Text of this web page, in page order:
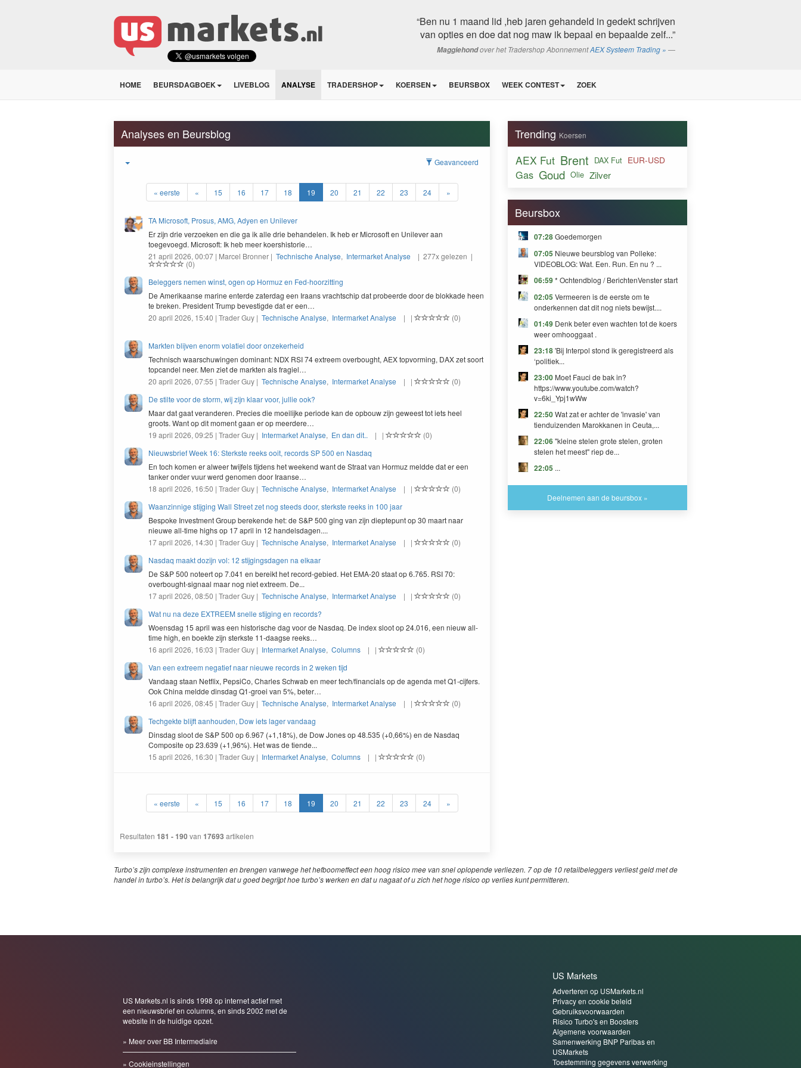
“Ben nu 1 maand lid ,heb jaren gehandeld in gedekt schrijven
van opties en doe dat nog maw ik bepaal en bepaalde zelf...”
Maggiehondover het Tradershop AbonnementAEX Systeem Trading »
HOME BEURSDAGBOEK LIVEBLOG ANALYSE TRADERSHOP KOERSEN BEURSBOX WEEK CONTEST ZOEK
Analyses en Beursblog
Geavanceerd
« eerste « 15 16 17 18 19 20 21 22 23 24 »
TA Microsoft, Prosus, AMG, Adyen en Unilever
Er zijn drie ver­zoeken en die ga ik alle drie behan­de­len. Ik heb er Microsoft en Unilever aan
toegevoegd. Microsoft: Ik heb meer koershistorie…
21 april 2026, 00:07 | Marcel Bronner | Technische Analyse, Intermarket Analyse | 277x gelezen |
(0)
Beleggers nemen winst, ogen op Hormuz en Fed-hoorzitting
De Amerikaanse marine enter­de zater­dag een Iraans vrachtschip dat probeerde door de blokkade heen
te breken. Pres­i­dent Trump beves­tigde dat er een…
20 april 2026, 15:40 | Trader Guy | Technische Analyse, Intermarket Analyse | | (0)
Markten blijven enorm volatiel door onzekerheid
Tech­nisch waarschuwin­gen dom­i­nant: NDX RSI74extreem over­bought, AEXtopvorm­ing, DAXzet soort
top­can­del neer. Men ziet de mark­ten als fragiel…
20 april 2026, 07:55 | Trader Guy | Technische Analyse, Intermarket Analyse | |
(0)
De stilte voor de storm, wij zijn klaar voor, jullie ook?
Maar dat gaat veran­deren. Pre­cies die moeil­ijke peri­ode kan de opbouw zijn geweest tot iets heel
groots. Want op dit moment gaan er op meerdere…
19 april 2026, 09:25 | Trader Guy | Intermarket Analyse, En dan dit.. | |
(0)
Nieuwsbrief Week 16: Sterkste reeks ooit, records SP 500 en Nasdaq
En toch komen er alweer twi­jfels tij­dens het week­end want de Straat van Hor­muz meldde dat er een
tanker onder vuur werd genomen door Iraanse…
18 april 2026, 16:50 | Trader Guy | Technische Analyse, Intermarket Analyse | |
(0)
Waanzinnige stijging Wall Street zet nog steeds door, sterkste reeks in 100 jaar
Bespoke Investment Group berekende het: de S&P 500 ging van zijn dieptepunt op 30 maart naar
nieuwe all-time highs op 17 april in 12 handelsdagen....
17 april 2026, 14:30 | Trader Guy | Technische Analyse, Intermarket Analyse | |
(0)
Nasdaq maakt dozijn vol: 12 stijgingsdagen na elkaar
De S&P 500 noteert op 7.041 en bereikt het record-gebied. Het EMA-20 staat op 6.765. RSI 70:
overbought-signaal maar nog niet extreem. De...
17 april 2026, 08:50 | Trader Guy | Technische Analyse, Intermarket Analyse | |
(0)
Wat nu na deze EXTREEM snelle stijging en records?
Woens­dag 15 april was een his­torische dag voor de Nas­daq. De index sloot op24.016, een nieuw all-
time high, en boek­te zijn sterk­ste 11-daagse reeks…
16 april 2026, 16:03 | Trader Guy | Intermarket Analyse, Columns | |
(0)
Van een extreem negatief naar nieuwe records in 2 weken tijd
Van­daag staan Net­flix, Pep­si­Co, Charles Schwab en meer tech/​financials op de agen­da met Q1-cijfers.
Ook Chi­na meldde dins­dag Q1-groei van 5%, beter…
16 april 2026, 08:45 | Trader Guy | Technische Analyse, Intermarket Analyse | |
(0)
Techgekte blijft aanhouden, Dow iets lager vandaag
Dinsdag sloot de S&P 500 op 6.967 (+1,18%), de Dow Jones op 48.535 (+0,66%) en de Nasdaq
Composite op 23.639 (+1,96%). Het was de tiende...
15 april 2026, 16:30 | Trader Guy | Intermarket Analyse, Columns | | (0)
« eerste « 15 16 17 18 19 20 21 22 23 24 »
Resultaten 181 - 190 van 17693 artikelen
Trending Koersen
AEX Fut Brent DAX Fut EUR-USD
Gas Goud Olie Zilver
Beursbox
07:28Goedemorgen
07:05 Nieuwe beursblog van Polleke:
VIDEOBLOG: Wat. Een. Run. En nu ? ...
06:59* Ochtendblog / BerichtenVenster start
02:05 Vermeeren is de eerste om te
onderkennen dat dit nog niets bewijst....
01:49 Denk beter even wachten tot de koers
weer omhooggaat .
23:18'Bij Interpol stond ik geregistreerd als
‘politiek...
23:00 Moet Fauci de bak in?
https://www.youtube.com/watch?
v=6ki_Ypj1wWw
22:50Wat zat er achter de 'invasie' van
tienduizenden Marokkanen in Ceuta,...
22:06"kleine stelen grote stelen, groten
stelen het meest" riep de...
22:05 ...
Deelnemen aan de beursbox »
Turbo’s zijn complexe instrumenten en brengen vanwege het hefboomeffect een hoog risico mee van snel oplopende verliezen. 7 op de 10 retailbeleggers verliest geld met de
handel in turbo’s. Het is belangrijk dat u goed begrijpt hoe turbo’s werken en dat u nagaat of u zich het hoge risico op verlies kunt permitteren.
US Markets.nl is sinds 1998 op internet actief met
een nieuwsbrief en columns, en sinds 2002 met de
website in de huidige opzet.
» Meer over BB Intermediaire
» Cookieinstellingen
US Markets
Adverteren op USMarkets.nl
Privacy en cookie beleid
Gebruiksvoorwaarden
Risico Turbo's en Boosters
Algemene voorwaarden
Samenwerking BNP Paribas en
USMarkets
Toestemming gegevens verwerking